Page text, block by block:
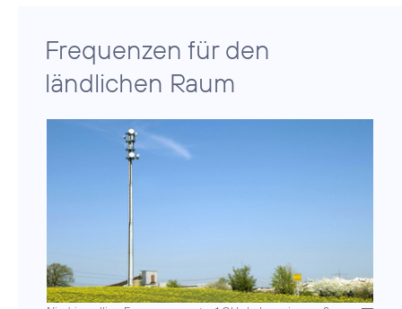
Frequenzen für den
ländlichen Raum